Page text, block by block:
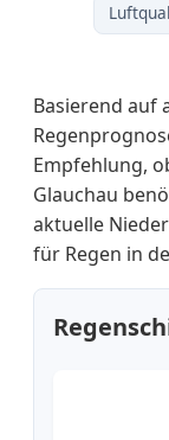
Basierend auf
Empfehlung,
Glauchau
aktuelle
für Regen in